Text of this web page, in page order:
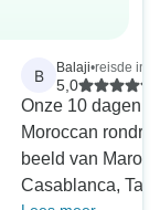
B Balaji•reisde in
5,0
Onze 10 dagen
Moroccan
beeld van
Casablanca,